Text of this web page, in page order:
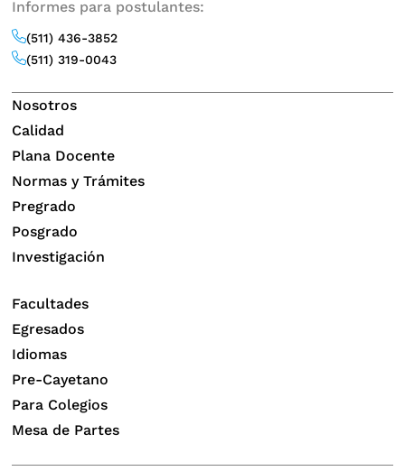
Informes para postulantes:
(511) 436-3852
(511) 319-0043
Nosotros
Calidad
Plana Docente
Normas y Trámites
Pregrado
Posgrado
Investigación
Facultades
Egresados
Idiomas
Pre-Cayetano
Para Colegios
Mesa de Partes